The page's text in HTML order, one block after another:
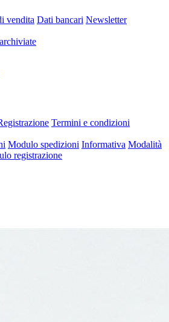
vendita Dati bancari Newsletter
Termini e condizioni
Modulo spedizioni Informativa Modalità
registrazione